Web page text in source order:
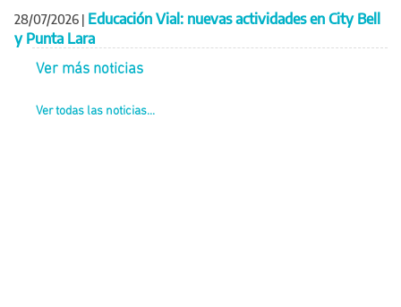
28/07/2026 | Educación Vial: nuevas actividades en City Bell
y Punta Lara
Ver más noticias
Ver todas las noticias...